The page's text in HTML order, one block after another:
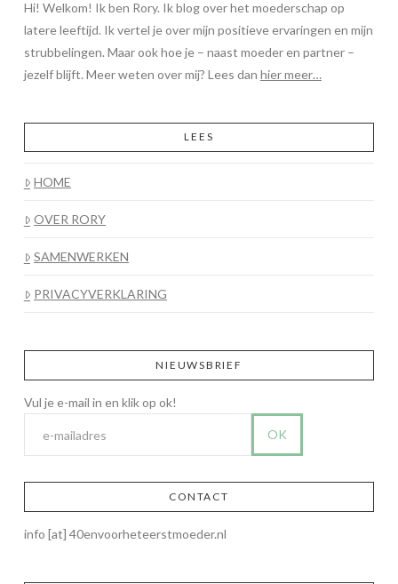
Hi! Welkom! Ik ben Rory. Ik blog over het moederschap op
latere leeftijd. Ik vertel je over mijn positieve ervaringen en mijn
strubbelingen. Maar ook hoe je – naast moeder en partner –
jezelf blijft. Meer weten over mij? Lees dan hier meer…
LEES
HOME
OVER RORY
SAMENWERKEN
PRIVACYVERKLARING
NIEUWSBRIEF
CONTACT
info [at] 40envoorheteerstmoeder.nl